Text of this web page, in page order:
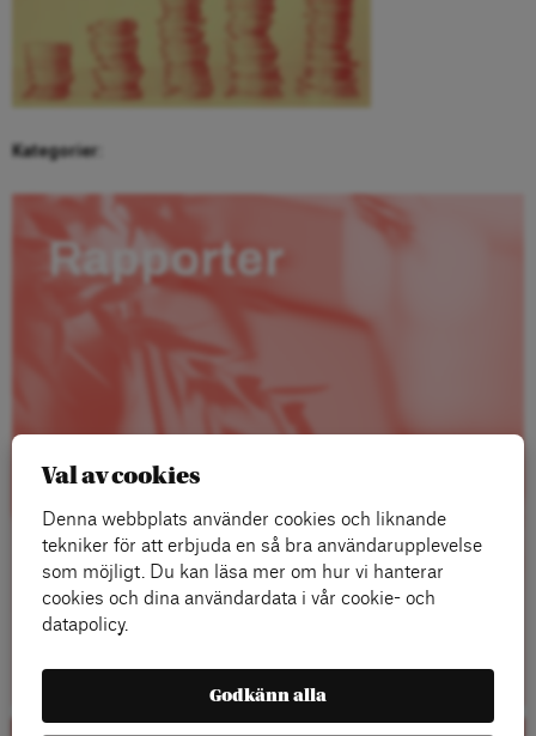
Kategorier:
Rapporter
Val av cookies
Denna webbplats använder cookies och liknande
tekniker för att erbjuda en så bra användarupplevelse
som möjligt. Du kan läsa mer om hur vi hanterar
cookies och dina användardata i vår cookie- och
datapolicy.
Godkänn alla